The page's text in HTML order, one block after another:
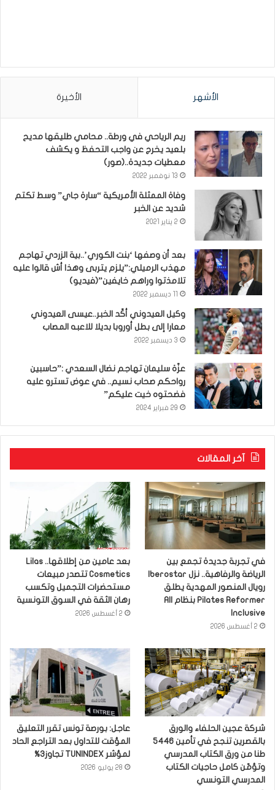
الأشهر الأخيرة
ريم الرياحي في ورطة.. محامي طليقها مديح
بلعيد يخرج عن واجب التحفظ و يكشف
معطيات جديدة..(صور)
13 نوفمبر 2022
وفاة الممثلة الأمريكية “سارة جاي” وسط تكتم
شديد عن الخبر
2 يناير 2021
بعد أن وصفها ‘بنت الكوري’..بية الزردي تهاجم
مهذب الرميلي:”يلزم يتربى وهذا أش قالوا عليه
تلامذتوا وراهم خايفين”(فيديو)
وكيل العيدوني أكّد الخبر..عيسى العيدوني
معارا إلى بطل أوروبا بديلا للاعبه المصاب
3 ديسمبر 2022
عزّة سليمان تهاجم نضال السعدي :”حاسبين
رواحكم صحاب نسيم.. في عوض تسترو عليه
فضحتوه خيت عليكم”
29 فبراير 2024
آخر المقالات
في تجربة جديدة تجمع بين
رويال المنصور المهدية يطلق
Pilates Reformer بنظام All
Inclusive
2 أغسطس 2026
بعد عامين من إطلاقها.. Lilas
Cosmetics تتصدر مبيعات
مستحضرات التجميل وتكسب
رهان الثقة في السوق التونسية
2 أغسطس 2026
شركة عجين الحلفاء والورق
بالقصرين تنجح في تأمين 5446
طنا من ورق الكتاب المدرسي
وتؤمّن كامل حاجيات الكتاب
المدرسي التونسي
عاجل: بورصة تونس تقرر التعليق
المؤقت للتداول بعد التراجع الحاد
لمؤشر TUNINDEX تجاوز3%
28 يوليو 2026